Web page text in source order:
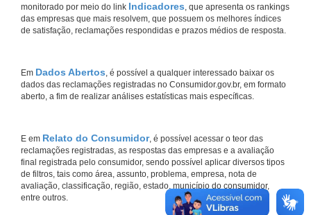
monitorado por meio do link Indicadores, que apresenta os rankings
das empresas que mais resolvem, que possuem os melhores índices
de satisfação, reclamações respondidas e prazos médios de resposta.
Em Dados Abertos, é possível a qualquer interessado baixar os
dados das reclamações registradas no Consumidor.gov.br, em formato
aberto, a fim de realizar análises estatísticas mais específicas.
E em Relato do Consumidor, é possível acessar o teor das
reclamações registradas, as respostas das empresas e a avaliação
final registrada pelo consumidor, sendo possível aplicar diversos tipos
de filtros, tais como área, assunto, problema, empresa, nota de
avaliação, classificação, região, estado, município do consumidor,
entre outros.